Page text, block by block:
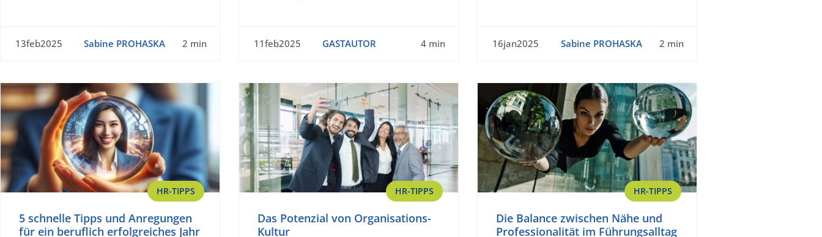
13feb2025 Sabine PROHASKA 2 min 11feb2025 GASTAUTOR 4 min 16jan2025 Sabine PROHASKA 2 min
HR-TIPPS
5 schnelle Tipps und Anregungen
für ein beruflich erfolgreiches Jahr
HR-TIPPS
Das Potenzial von Organisations-
Kultur
HR-TIPPS
Die Balance zwischen Nähe und
Professionalität im Führungsalltag